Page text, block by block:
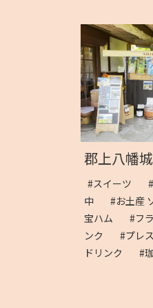
郡上八幡
#スイーツ
中
#お土産
宝ハム
#フ
ンク
#プレ
ドリンク
#